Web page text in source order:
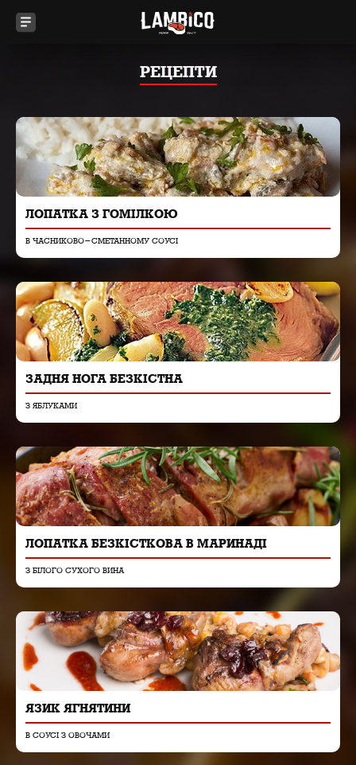
РЕЦЕПТИ
ЛОПАТКА З ГОМІЛКОЮ
В ЧАСНИКОВО-СМЕТАННОМУ СОУСІ
ЗАДНЯ НОГА БЕЗКІСТНА
З ЯБЛУКАМИ
ЛОПАТКА БЕЗКІСТКОВА В МАРИНАДІ
З БІЛОГО СУХОГО ВИНА
ЯЗИК ЯГНЯТИНИ
В СОУСІ З ОВОЧАМИ